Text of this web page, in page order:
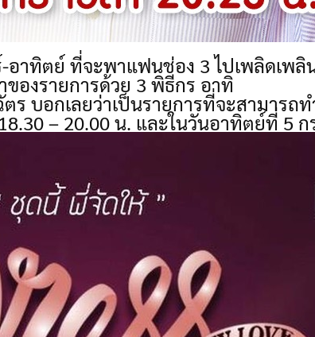
-อาทิตย์ ที่จะพาแฟนช่อง 3 ไปเพลิดเพ
องรายการด้วย 3 พิธีกร อาทิ
บอกเลยว่าเป็นรายการที่จะสามารถ
– 20.00 น. และในวันอาทิตย์ที่ 5